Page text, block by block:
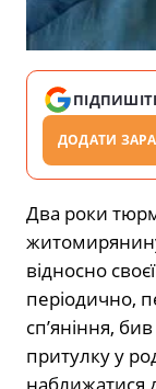
ДОДАТИ
Два роки
відносно
періодично,
сп’яніння,
притулку у